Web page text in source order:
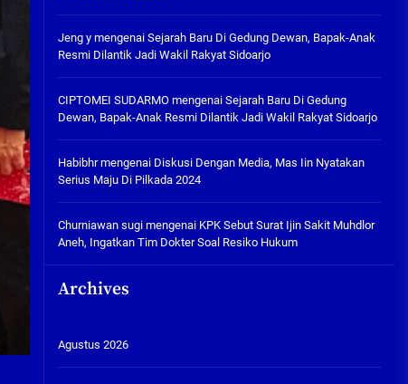
Jeng ymengenai Sejarah Baru Di Gedung Dewan, Bapak-Anak
Resmi Dilantik Jadi Wakil Rakyat Sidoarjo
CIPTOMEI SUDARMOmengenai Sejarah Baru Di Gedung
Dewan, Bapak-Anak Resmi Dilantik Jadi Wakil Rakyat Sidoarjo
Habibhrmengenai Diskusi Dengan Media, Mas Iin Nyatakan
Serius Maju Di Pilkada 2024
Churniawan sugimengenai KPK Sebut Surat Ijin Sakit Muhdlor
Aneh, Ingatkan Tim Dokter Soal Resiko Hukum
Archives
Agustus 2026